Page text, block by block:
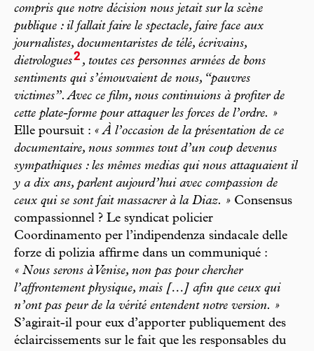
compris que notre décision nous jetait sur la scène
publique : il fallait faire le spectacle, faire face aux
journalistes, documentaristes de télé, écrivains,
dietrologues2 , toutes ces personnes armées de bons
sentiments qui s’émouvaient de nous, “pauvres
victimes”. Avec ce film, nous continuions à profiter de
cette plate-forme pour attaquer les forces de l’ordre. »
Elle poursuit : « À l’occasion de la présentation de ce
documentaire, nous sommes tout d’un coup devenus
sympathiques : les mêmes medias qui nous attaquaient il
y a dix ans, parlent aujourd’hui avec compassion de
ceux qui se sont fait massacrer à la Diaz. » Consensus
compassionnel ? Le syndicat policier
Coordinamento per l’indipendenza sindacale delle
forze di polizia affirme dans un communiqué :
« Nous serons à Venise, non pas pour chercher
l’affrontement physique, mais […] afin que ceux qui
n’ont pas peur de la vérité entendent notre version. »
S’agirait-il pour eux d’apporter publiquement des
éclaircissements sur le fait que les responsables du